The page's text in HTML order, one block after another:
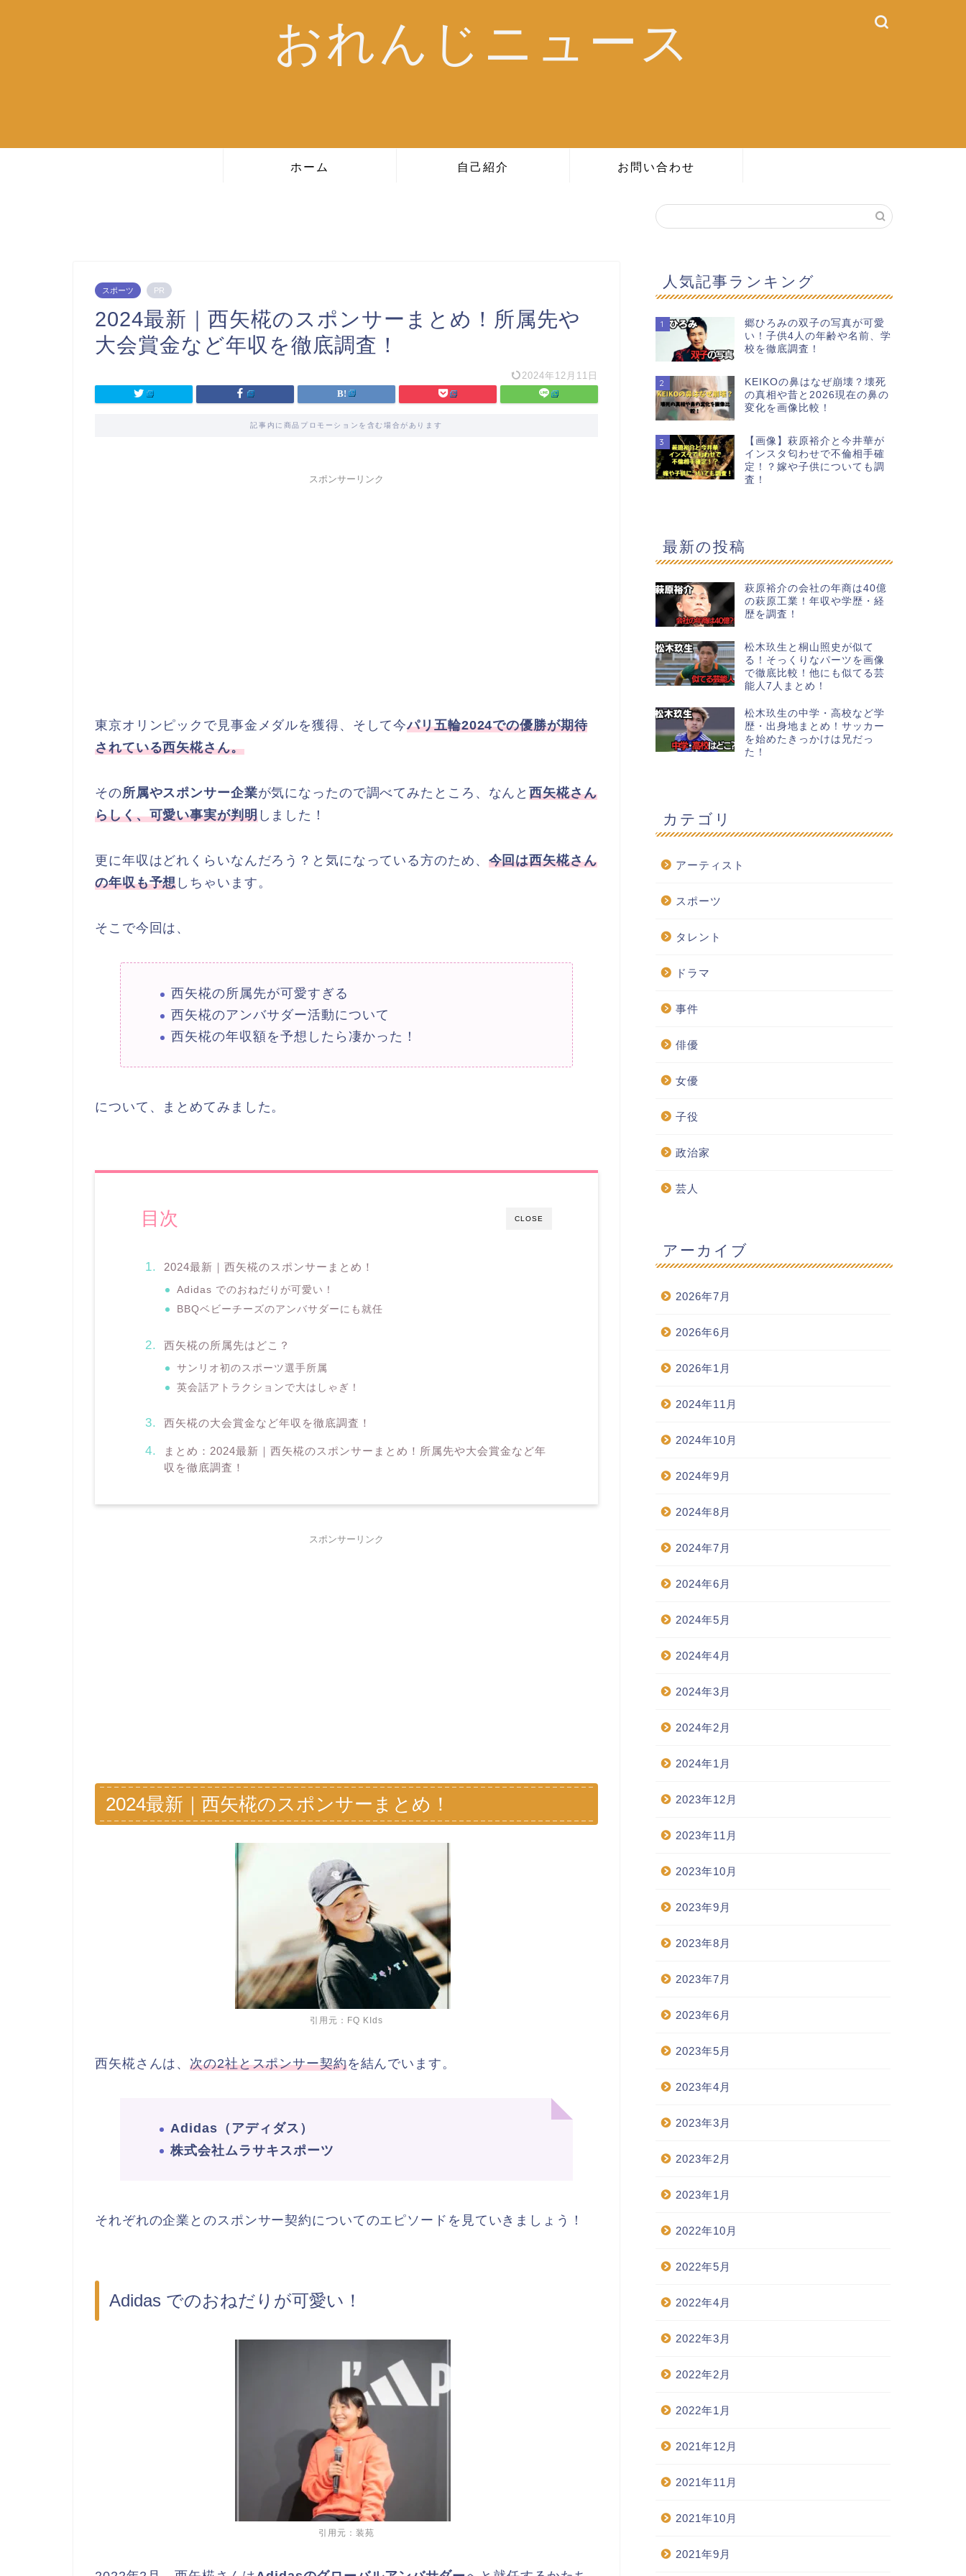
おれんじニュース
ホーム 自己紹介 お問い合わせ
スポーツ PR
2024最新｜西矢椛のスポンサーまとめ！所属先や
大会賞金など年収を徹底調査！
2024年12月11日
記事内に商品プロモーションを含む場合があります
スポンサーリンク
東京オリンピックで見事金メダルを獲得、そして今パリ五輪2024での優勝が期待
されている西矢椛さん。
その所属やスポンサー企業が気になったので調べてみたところ、なんと西矢椛さん
らしく、可愛い事実が判明しました！
更に年収はどれくらいなんだろう？と気になっている方のため、 今回は西矢椛さん
の年収も予想 しちゃいます。
そこで今回は、
西矢椛の所属先が可愛すぎる
西矢椛のアンバサダー活動について
西矢椛の年収額を予想したら凄かった！
について、まとめてみました。
CLOSE
目次
2024最新｜西矢椛のスポンサーまとめ！
Adidas でのおねだりが可愛い！
BBQベビーチーズのアンバサダーにも就任
西矢椛の所属先はどこ？
サンリオ初のスポーツ選手所属
英会話アトラクションで大はしゃぎ！
西矢椛の大会賞金など年収を徹底調査！
まとめ：2024最新｜西矢椛のスポンサーまとめ！所属先や大会賞金など年
収を徹底調査！
スポンサーリンク
2024最新｜西矢椛のスポンサーまとめ！
引用元：FQ KIds
西矢椛さんは、次の2社とスポンサー契約を結んでいます。
Adidas（アディダス）
株式会社ムラサキスポーツ
それぞれの企業とのスポンサー契約についてのエピソードを見ていきましょう！
Adidas でのおねだりが可愛い！
引用元：装苑
人気記事ランキング
1
郷ひろみの双子の写真が可愛
い！子供4人の年齢や名前、学
校を徹底調査！
2
KEIKOの鼻はなぜ崩壊？壊死
の真相や昔と2026現在の鼻の
変化を画像比較！
3
【画像】萩原裕介と今井華が
インスタ匂わせで不倫相手確
定！？嫁や子供についても調
査！
最新の投稿
萩原裕介の会社の年商は40億
の萩原工業！年収や学歴・経
歴を調査！
松木玖生と桐山照史が似て
る！そっくりなパーツを画像
で徹底比較！他にも似てる芸
能人7人まとめ！
松木玖生の中学・高校など学
歴・出身地まとめ！サッカー
を始めたきっかけは兄だっ
た！
カテゴリ
アーティスト
スポーツ
タレント
ドラマ
事件
俳優
女優
子役
政治家
芸人
アーカイブ
2026年7月
2026年6月
2026年1月
2024年11月
2024年10月
2024年9月
2024年8月
2024年7月
2024年6月
2024年5月
2024年4月
2024年3月
2024年2月
2024年1月
2023年12月
2023年11月
2023年10月
2023年9月
2023年8月
2023年7月
2023年6月
2023年5月
2023年4月
2023年3月
2023年2月
2023年1月
2022年10月
2022年5月
2022年4月
2022年3月
2022年2月
2022年1月
2021年12月
2021年11月
2021年10月
2021年9月